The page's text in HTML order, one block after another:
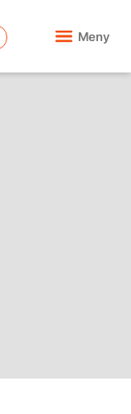
Meny